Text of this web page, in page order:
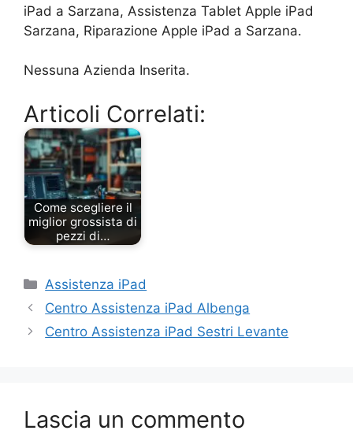
iPad a Sarzana, Assistenza Tablet Apple iPad
Sarzana, Riparazione Apple iPad a Sarzana.
Nessuna Azienda Inserita.
Articoli Correlati:
Come scegliere il
miglior grossista di
pezzi di…
Categorie
Assistenza iPad
Centro Assistenza iPad Albenga
Centro Assistenza iPad Sestri Levante
Lascia un commento